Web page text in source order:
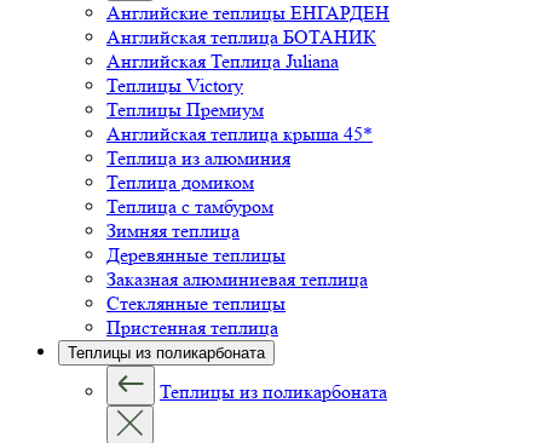
Английские теплицы ЕНГАРДЕН
Английская теплица БОТАНИК
Английская Теплица Juliana
Теплицы Victory
Теплицы Премиум
Английская теплица крыша 45*
Теплица из алюминия
Теплица домиком
Теплица с тамбуром
Зимняя теплица
Деревянные теплицы
Заказная алюминиевая теплица
Стеклянные теплицы
Пристенная теплица
Теплицы из поликарбоната
Теплицы из поликарбоната